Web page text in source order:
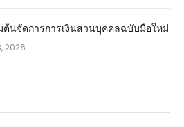
ต้นจัดการการเงินส่วนบุคคลฉบับมือใหม่
2026